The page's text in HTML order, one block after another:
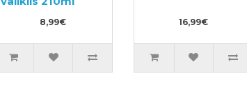
8,99€ 16,99€